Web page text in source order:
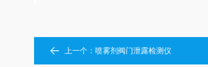
上一个：喷雾剂阀门泄露检测仪